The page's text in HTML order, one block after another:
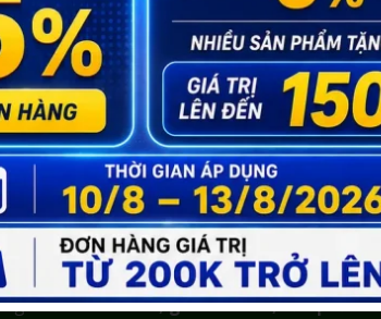
ưu tiên sự riêng tư, bảo mật và trải
CẦN TƯ VẤN KÍN ĐÁO?
nhưbao cao su, gel bôi trơn, sản